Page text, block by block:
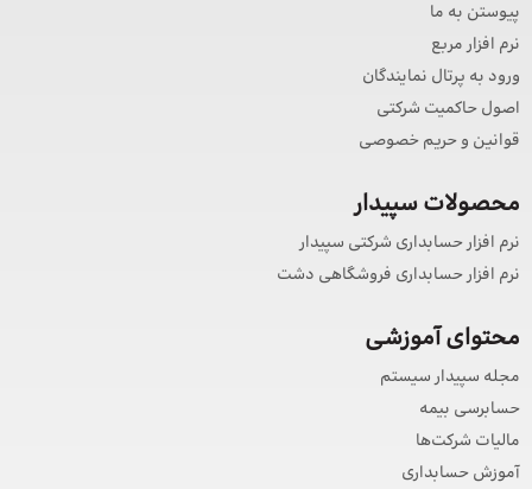
پیوستن به ما
نرم افزار مربع
ورود به پرتال نمایندگان
اصول حاکمیت شرکتی
قوانین و حریم خصوصی
محصولات سپیدار
نرم افزار حسابداری شرکتی سپیدار
نرم افزار حسابداری فروشگاهی دشت
محتوای آموزشی
مجله سپیدار سیستم
حسابرسی بیمه
مالیات شرکت‌ها
آموزش حسابداری